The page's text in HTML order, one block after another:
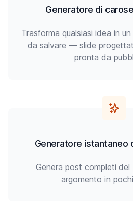
Generatore di
Trasforma qualsiasi idea in
da salvare — slide
pronta da
Generatore istantaneo
Genera post completi del
argomento in